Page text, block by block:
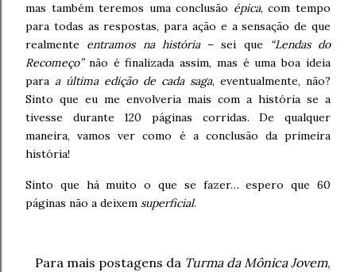
mas também teremos uma conclusão épica, com tempo
para todas as respostas, para ação e a sensação de que
realmente entramos na história– sei que
“Lendas do
Recomeço”não é finalizada assim, mas é uma boa ideia
para a última edição de cada saga, eventualmente, não?
Sinto que eu me envolveria mais com a história se a
tivesse durante 120 páginas corridas. De qualquer
maneira, vamos ver como é a conclusão da primeira
história!
Sinto que há muito o que se fazer… espero que 60
páginas não a deixem superficial.
Para mais postagens da Turma da Mônica Jovem,